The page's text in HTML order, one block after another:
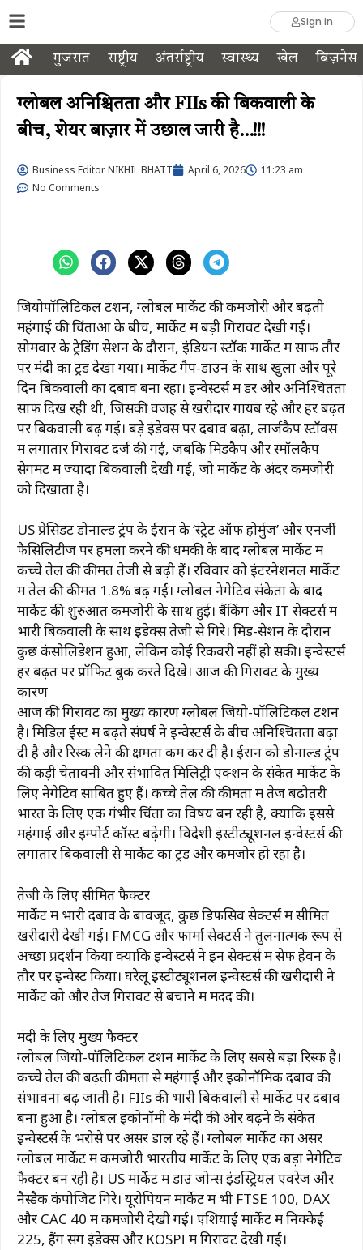
Sign in
गुजरात राष्ट्रीय अंतर्राष्ट्रीय स्वास्थ्य खेल बिज़नेस
ग्लोबल अनिश्चितता और FIIs की बिकवाली के
बीच, शेयर बाज़ार में उछाल जारी है…!!!
Business Editor NIKHIL BHATT April 6, 2026
11:23 am
No Comments
जियोपॉलिटिकल टेंशन, ग्लोबल मार्केट की कमजोरी और बढ़ती
महंगाई की चिंताओं के बीच, मार्केट में बड़ी गिरावट देखी गई।
सोमवार के ट्रेडिंग सेशन के दौरान, इंडियन स्टॉक मार्केट में साफ तौर
पर मंदी का ट्रेंड देखा गया। मार्केट गैप-डाउन के साथ खुला और पूरे
दिन बिकवाली का दबाव बना रहा। इन्वेस्टर्स में डर और अनिश्चितता
साफ दिख रही थी, जिसकी वजह से खरीदार गायब रहे और हर बढ़त
पर बिकवाली बढ़ गई। बड़े इंडेक्स पर दबाव बढ़ा, लार्जकैप स्टॉक्स
में लगातार गिरावट दर्ज की गई, जबकि मिडकैप और स्मॉलकैप
सेगमेंट में ज्यादा बिकवाली देखी गई, जो मार्केट के अंदर कमजोरी
को दिखाता है।
US प्रेसिडेंट डोनाल्ड ट्रंप के ईरान के ‘स्ट्रेट ऑफ होर्मुज’ और एनर्जी
फैसिलिटीज पर हमला करने की धमकी के बाद ग्लोबल मार्केट में
कच्चे तेल की कीमतें तेजी से बढ़ी हैं। रविवार को इंटरनेशनल मार्केट
में तेल की कीमतें 1.8% बढ़ गईं। ग्लोबल नेगेटिव संकेतों के बाद
मार्केट की शुरुआत कमजोरी के साथ हुई। बैंकिंग और IT सेक्टर्स में
भारी बिकवाली के साथ इंडेक्स तेजी से गिरे। मिड-सेशन के दौरान
कुछ कंसोलिडेशन हुआ, लेकिन कोई रिकवरी नहीं हो सकी। इन्वेस्टर्स
हर बढ़त पर प्रॉफिट बुक करते दिखे। आज की गिरावट के मुख्य
कारण
आज की गिरावट का मुख्य कारण ग्लोबल जियो-पॉलिटिकल टेंशन
है। मिडिल ईस्ट में बढ़ते संघर्ष ने इन्वेस्टर्स के बीच अनिश्चितता बढ़ा
दी है और रिस्क लेने की क्षमता कम कर दी है। ईरान को डोनाल्ड ट्रंप
की कड़ी चेतावनी और संभावित मिलिट्री एक्शन के संकेत मार्केट के
लिए नेगेटिव साबित हुए हैं। कच्चे तेल की कीमतों में तेज बढ़ोतरी
भारत के लिए एक गंभीर चिंता का विषय बन रही है, क्योंकि इससे
महंगाई और इम्पोर्ट कॉस्ट बढ़ेगी। विदेशी इंस्टीट्यूशनल इन्वेस्टर्स की
लगातार बिकवाली से मार्केट का ट्रेंड और कमजोर हो रहा है।
तेजी के लिए सीमित फैक्टर
मार्केट में भारी दबाव के बावजूद, कुछ डिफेंसिव सेक्टर्स में सीमित
खरीदारी देखी गई। FMCG और फार्मा सेक्टर्स ने तुलनात्मक रूप से
अच्छा प्रदर्शन किया क्योंकि इन्वेस्टर्स ने इन सेक्टर्स में सेफ हेवन के
तौर पर इन्वेस्ट किया। घरेलू इंस्टीट्यूशनल इन्वेस्टर्स की खरीदारी ने
मार्केट को और तेज गिरावट से बचाने में मदद की।
मंदी के लिए मुख्य फैक्टर
ग्लोबल जियो-पॉलिटिकल टेंशन मार्केट के लिए सबसे बड़ा रिस्क है।
कच्चे तेल की बढ़ती कीमतों से महंगाई और इकोनॉमिक दबाव की
संभावना बढ़ जाती है। FIIs की भारी बिकवाली से मार्केट पर दबाव
बना हुआ है। ग्लोबल इकोनॉमी के मंदी की ओर बढ़ने के संकेत
इन्वेस्टर्स के भरोसे पर असर डाल रहे हैं। ग्लोबल मार्केट का असर
ग्लोबल मार्केट में कमजोरी भारतीय मार्केट के लिए एक बड़ा नेगेटिव
फैक्टर बन रही है। US मार्केट में डाउ जोन्स इंडस्ट्रियल एवरेज और
नैस्डैक कंपोजिट गिरे। यूरोपियन मार्केट में भी FTSE 100, DAX
और CAC 40 में कमजोरी देखी गई। एशियाई मार्केट में निक्केई
225, हैंग सेंग इंडेक्स और KOSPI में गिरावट देखी गई।